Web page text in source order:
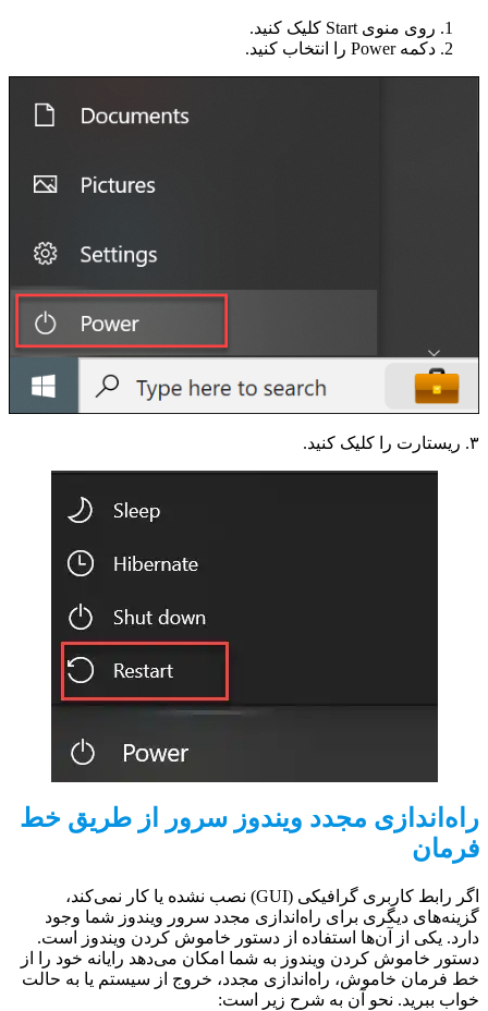
روی منوی Start کلیک کنید.
دکمه Power را انتخاب کنید.
۳. ریستارت را کلیک کنید.
راه‌اندازی مجدد ویندوز سرور از طریق خط
فرمان
اگر رابط کاربری گرافیکی (GUI) نصب نشده یا کار نمی‌کند،
گزینه‌های دیگری برای راه‌اندازی مجدد سرور ویندوز شما وجود
دارد. یکی از آن‌ها استفاده از دستور خاموش کردن ویندوز است.
دستور خاموش کردن ویندوز به شما امکان می‌دهد رایانه خود را از
خط فرمان خاموش، راه‌اندازی مجدد، خروج از سیستم یا به حالت
خواب ببرید. نحو آن به شرح زیر است: